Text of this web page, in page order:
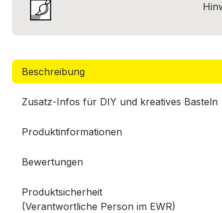
Beschreibung
Zusatz-Infos für DIY und kreatives Basteln
Produktinformationen
Bewertungen
Produktsicherheit
(Verantwortliche Person im EWR)